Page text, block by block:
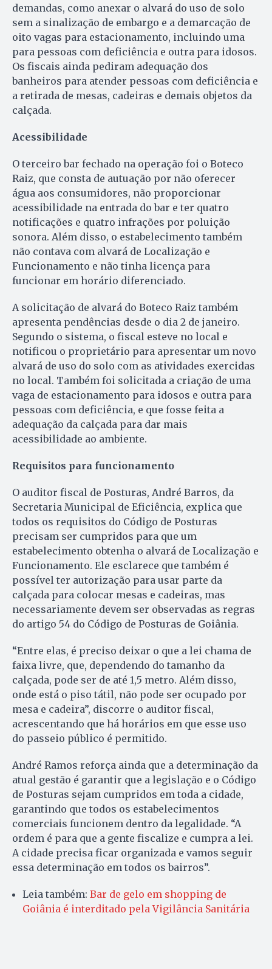
demandas, como anexar o alvará do uso de solo
sem a sinalização de embargo e a demarcação de
oito vagas para estacionamento, incluindo uma
para pessoas com deficiência e outra para idosos.
Os fiscais ainda pediram adequação dos
banheiros para atender pessoas com deficiência e
a retirada de mesas, cadeiras e demais objetos da
calçada.
Acessibilidade
O terceiro bar fechado na operação foi o Boteco
Raiz, que consta de autuação por não oferecer
água aos consumidores, não proporcionar
acessibilidade na entrada do bar e ter quatro
notificações e quatro infrações por poluição
sonora. Além disso, o estabelecimento também
não contava com alvará de Localização e
Funcionamento e não tinha licença para
funcionar em horário diferenciado.
A solicitação de alvará do Boteco Raiz também
apresenta pendências desde o dia 2 de janeiro.
Segundo o sistema, o fiscal esteve no local e
notificou o proprietário para apresentar um novo
alvará de uso do solo com as atividades exercidas
no local. Também foi solicitada a criação de uma
vaga de estacionamento para idosos e outra para
pessoas com deficiência, e que fosse feita a
adequação da calçada para dar mais
acessibilidade ao ambiente.
Requisitos para funcionamento
O auditor fiscal de Posturas, André Barros, da
Secretaria Municipal de Eficiência, explica que
todos os requisitos do Código de Posturas
precisam ser cumpridos para que um
estabelecimento obtenha o alvará de Localização e
Funcionamento. Ele esclarece que também é
possível ter autorização para usar parte da
calçada para colocar mesas e cadeiras, mas
necessariamente devem ser observadas as regras
do artigo 54 do Código de Posturas de Goiânia.
“Entre elas, é preciso deixar o que a lei chama de
faixa livre, que, dependendo do tamanho da
calçada, pode ser de até 1,5 metro. Além disso,
onde está o piso tátil, não pode ser ocupado por
mesa e cadeira”, discorre o auditor fiscal,
acrescentando que há horários em que esse uso
do passeio público é permitido.
André Ramos reforça ainda que a determinação da
atual gestão é garantir que a legislação e o Código
de Posturas sejam cumpridos em toda a cidade,
garantindo que todos os estabelecimentos
comerciais funcionem dentro da legalidade. “A
ordem é para que a gente fiscalize e cumpra a lei.
A cidade precisa ficar organizada e vamos seguir
essa determinação em todos os bairros”.
Leia também: Bar de gelo em shopping de
Goiânia é interditado pela Vigilância Sanitária